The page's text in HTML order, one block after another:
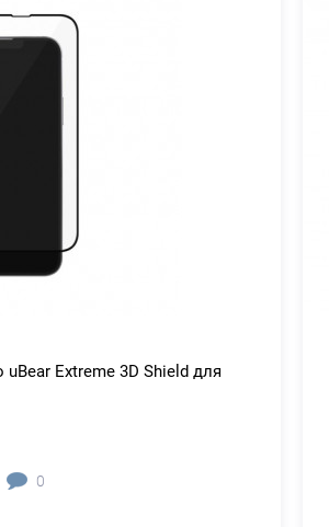
Extreme 3D Shield для
0